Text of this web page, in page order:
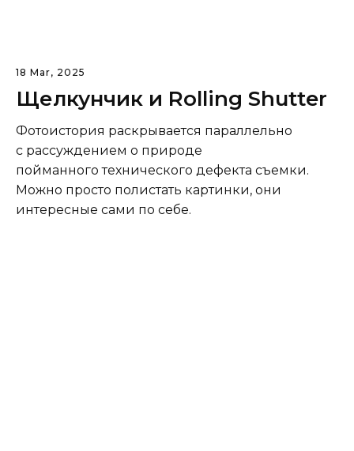
18 Mar, 2025
Щелкунчик и Rolling Shutter
Фотоистория раскрывается параллельно
с рассуждением о природе
пойманного технического дефекта съемки.
Можно просто полистать картинки, они
интересные сами по себе.